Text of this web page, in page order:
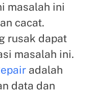
masalah ini
cacat.
rusak dapat
masalah ini.
adalah
data dan